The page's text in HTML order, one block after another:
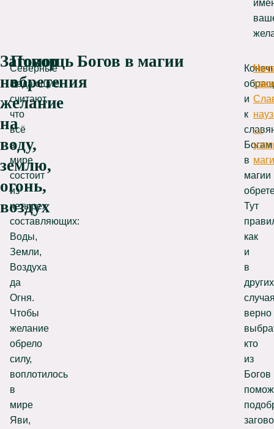
Заговор
на
желание
на
воду,
землю,
огонь,
воздух
Северные
Ведающие
считают,
что
всё
в
мире
состоит
из
четырех
составляющих:
Воды,
Земли,
Воздуха
да
Огня.
Чтобы
желание
обрело
силу,
воплотилось
в
мире
Яви,
Помощь Богов в магии
обретения
и
к
Богам
в
магии
Тут
как
и
в
других
верно
кто
из
Богов
—